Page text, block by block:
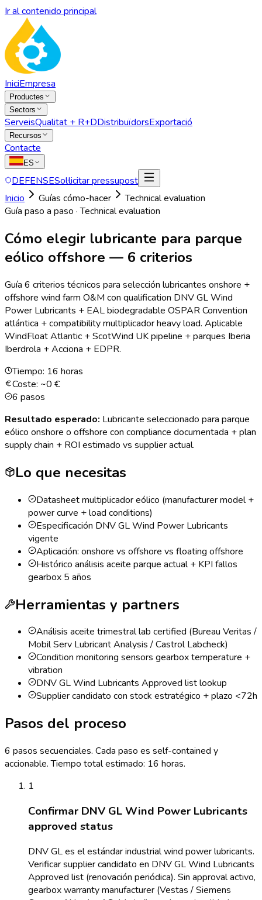
Ir al contenido principal
IniciEmpresa
Productes
Sectors
ServeisQualitat + R+DDistribuïdorsExportació
Recursos
Contacte
ES
DEFENSESol·licitar pressupost
Inicio
Guías cómo-hacer
Technical evaluation
Guía paso a paso ·Technical evaluation
Cómo elegir lubricante para parque
eólico offshore — 6 criterios
Guía 6 criterios técnicos para selección lubricantes onshore +
offshore wind farm O&M con qualification DNV GL Wind
Power Lubricants + EAL biodegradable OSPAR Convention
atlántica + compatibility multiplicador heavy load. Aplicable
WindFloat Atlantic + ScotWind UK pipeline + parques Iberia
Iberdrola + Acciona + EDPR.
Tiempo: 16 horas
Coste: ~0 €
6 pasos
Resultado esperado: Lubricante seleccionado para parque
eólico onshore o offshore con compliance documentada + plan
supply chain + ROI estimado vs supplier actual.
Lo que necesitas
Datasheet multiplicador eólico (manufacturer model +
power curve + load conditions)
Especificación DNV GL Wind Power Lubricants
vigente
Aplicación: onshore vs offshore vs floating offshore
Histórico análisis aceite parque actual + KPI fallos
gearbox 5 años
Herramientas y partners
Análisis aceite trimestral lab certified (Bureau Veritas /
Mobil Serv Lubricant Analysis / Castrol Labcheck)
Condition monitoring sensors gearbox temperature +
vibration
DNV GL Wind Lubricants Approved list lookup
Supplier candidato con stock estratégico + plazo <72h
Pasos del proceso
6 pasos secuenciales. Cada paso es self-contained y
accionable. Tiempo total estimado: 16 horas.
1
Confirmar DNV GL Wind Power Lubricants
approved status
DNV GL es el estándar industrial wind power lubricants.
Verificar supplier candidato en DNV GL Wind Lubricants
Approved list (renovación periódica). Sin approval activo,
gearbox warranty manufacturer (Vestas / Siemens